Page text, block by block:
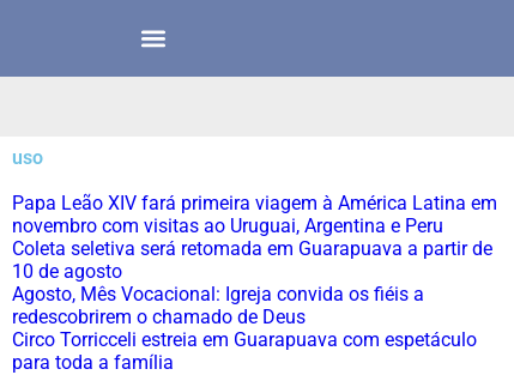
uso
Papa Leão XIV fará primeira viagem à América Latina em
novembro com visitas ao Uruguai, Argentina e Peru
Coleta seletiva será retomada em Guarapuava a partir de
10 de agosto
Agosto, Mês Vocacional: Igreja convida os fiéis a
redescobrirem o chamado de Deus
Circo Torricceli estreia em Guarapuava com espetáculo
para toda a família